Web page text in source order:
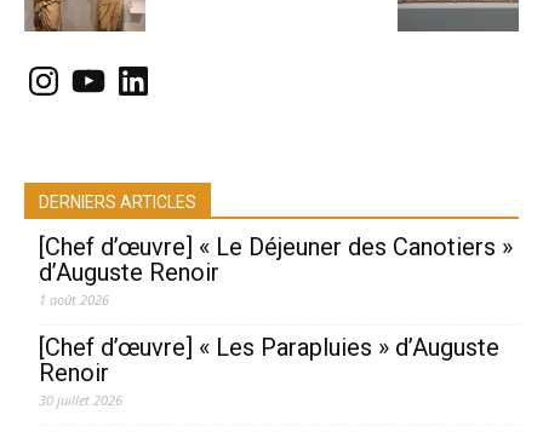
Instagram
YouTubeLinkedIn
DERNIERS ARTICLES
[Chef d’œuvre] « Le Déjeuner des Canotiers »
d’Auguste Renoir
1 août 2026
[Chef d’œuvre] « Les Parapluies » d’Auguste
Renoir
30 juillet 2026